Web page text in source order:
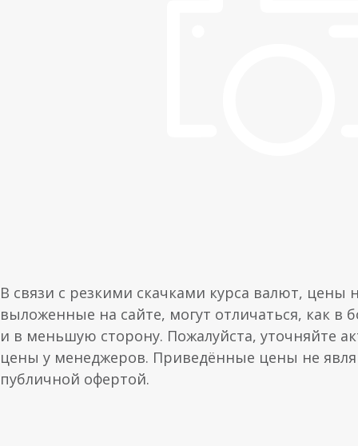
В связи с резкими скачками курса валют, цены
выложенные на сайте, могут отличаться, как в
и в меньшую сторону. Пожалуйста, уточняйте
цены у менеджеров. Приведённые цены не
публичной офертой.